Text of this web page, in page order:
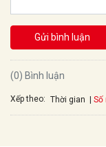
Gửi bình luận
(0) Bình luận
Xếp theo: Thời gian Số